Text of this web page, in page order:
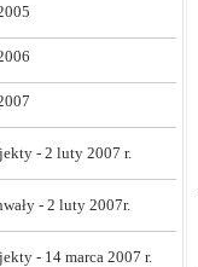
- 2 luty 2007 r.
- 2 luty 2007r.
- 14 marca 2007 r.